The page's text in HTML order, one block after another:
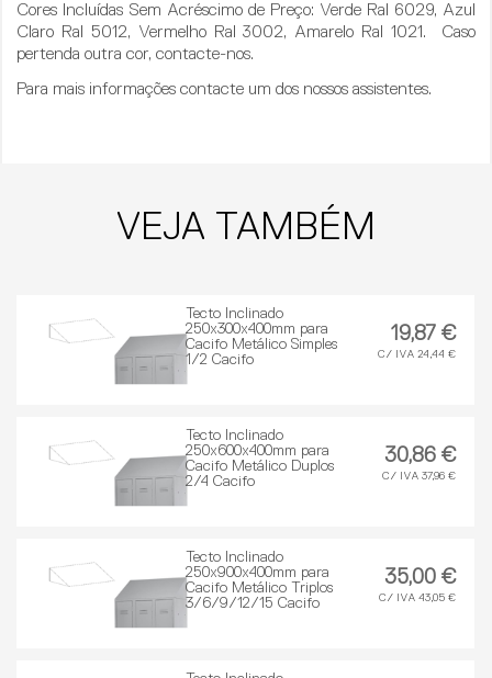
Cores Incluídas Sem Acréscimo de Preço: Verde Ral 6029, Azul
Claro Ral 5012, Vermelho Ral 3002, Amarelo Ral 1021. Caso
pertenda outra cor, contacte-nos.
Para mais informações contacte um dos nossos assistentes.
VEJA TAMBÉM
Tecto Inclinado
250x300x400mm para
Cacifo Metálico Simples
1/2 Cacifo
19,87 €
C/ IVA 24,44 €
Tecto Inclinado
250x600x400mm para
Cacifo Metálico Duplos
2/4 Cacifo
30,86 €
C/ IVA 37,96 €
Tecto Inclinado
250x900x400mm para
Cacifo Metálico Triplos
3/6/9/12/15 Cacifo
35,00 €
C/ IVA 43,05 €